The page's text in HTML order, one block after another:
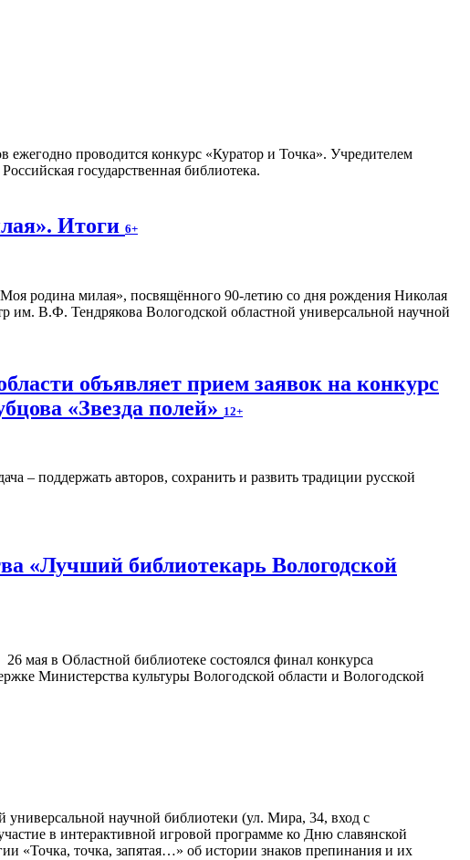
ежегодно проводится конкурс «Куратор и Точка». Учредителем
государственная библиотека.
Итоги 6+
родина милая», посвящённого 90-летию со дня рождения Николая
В.Ф. Тендрякова Вологодской областной универсальной научной
объявляет прием заявок на конкурс
«Звезда полей» 12+
– поддержать авторов, сохранить и развить традиции русской
«Лучший библиотекарь Вологодской
26 мая в Областной библиотеке состоялся финал конкурса
Министерства культуры Вологодской области и Вологодской
научной библиотеки (ул. Мира, 34, вход с
в интерактивной игровой программе ко Дню славянской
«Точка, точка, запятая…» об истории знаков препинания и их